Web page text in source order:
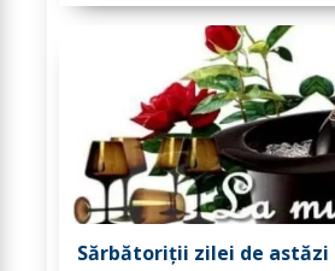
Sărbătoriții zilei de astăzi